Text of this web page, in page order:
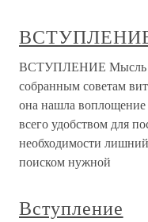
ВСТУПЛЕНИЕ Мысль
собранным советам
она нашла
всего удобством для
необходимости лишний
поиском нужной
Вступление